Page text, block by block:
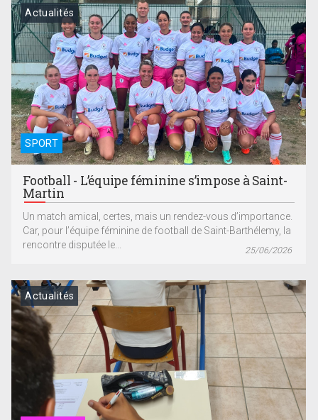
SPORT
Actualités
Football - L’équipe féminine s’impose à Saint-
Martin
Un match amical, certes, mais un rendez-vous d’importance.
Car, pour l’équipe féminine de football de Saint-Barthélemy, la
rencontre disputée le...
25/06/2026
Actualités